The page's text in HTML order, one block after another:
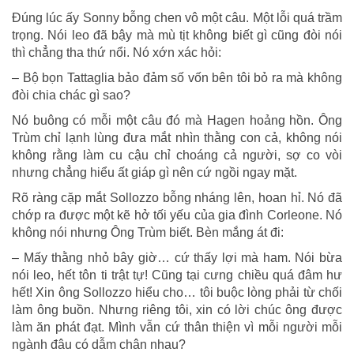
Đúng lúc ấy Sonny bỗng chen vô một câu. Một lỗi quá trầm
trọng. Nói leo đã bậy mà mù tịt không biết gì cũng đòi nói
thì chẳng tha thứ nổi. Nó xớn xác hỏi:
– Bộ bọn Tattaglia bảo đảm số vốn bên tôi bỏ ra mà không
đòi chia chác gì sao?
Nó buông có mỗi một câu đó mà Hagen hoảng hồn. Ông
Trùm chỉ lạnh lùng đưa mắt nhìn thằng con cả, không nói
không rằng làm cu cậu chỉ choáng cả người, sợ co vòi
nhưng chẳng hiểu ất giáp gì nên cứ ngồi ngay mặt.
Rõ ràng cặp mắt Sollozzo bỗng nháng lên, hoan hỉ. Nó đã
chớp ra được một kẽ hở tối yếu của gia đình Corleone. Nó
không nói nhưng Ông Trùm biết. Bèn mắng át đi:
– Mấy thằng nhỏ bây giờ… cứ thấy lợi mà ham. Nói bừa
nói leo, hết tôn ti trật tự! Cũng tại cưng chiều quá đâm hư
hết! Xin ông Sollozzo hiểu cho… tôi buộc lòng phải từ chối
làm ông buồn. Nhưng riêng tôi, xin có lời chúc ông được
làm ăn phát đạt. Mình vẫn cứ thân thiện vì mỗi người mỗi
ngành đâu có dẫm chân nhau?